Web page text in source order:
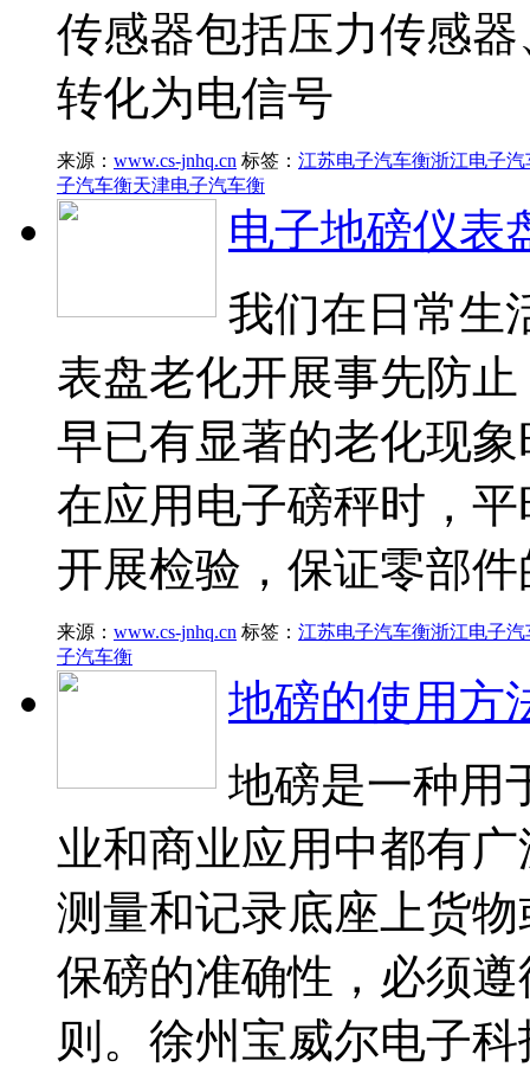
传感器包括压力传感
转化为电信号
来源： www.cs-jnhq.cn 标签： 江苏电子汽车衡浙江电子汽
子汽车衡天津电子汽车衡
电子地磅仪表
我们在日常生
表盘老化开展事先防
早已有显著的老化现
在应用电子磅秤时，
开展检验，保证零部
来源： www.cs-jnhq.cn 标签： 江苏电子汽车衡浙江电子汽
子汽车衡
地磅的使用方
地磅是一种用
业和商业应用中都有
测量和记录底座上货
保磅的准确性，必须
则。徐州宝威尔电子